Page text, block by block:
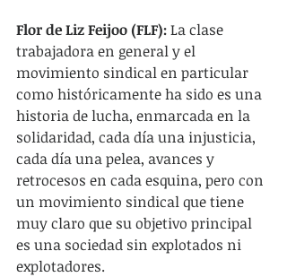
Flor de Liz Feijoo (FLF): La clase
trabajadora en general y el
movimiento sindical en particular
como históricamente ha sido es una
historia de lucha, enmarcada en la
solidaridad, cada día una injusticia,
cada día una pelea, avances y
retrocesos en cada esquina, pero con
un movimiento sindical que tiene
muy claro que su objetivo principal
es una sociedad sin explotados ni
explotadores.